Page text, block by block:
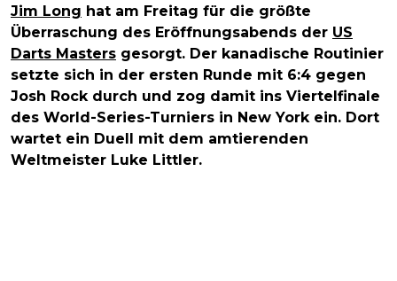
Jim Long hat am Freitag für die größte
Überraschung des Eröffnungsabends der US
Darts Masters gesorgt. Der kanadische Routinier
setzte sich in der ersten Runde mit 6:4 gegen
Josh Rock durch und zog damit ins Viertelfinale
des World-Series-Turniers in New York ein. Dort
wartet ein Duell mit dem amtierenden
Weltmeister Luke Littler.